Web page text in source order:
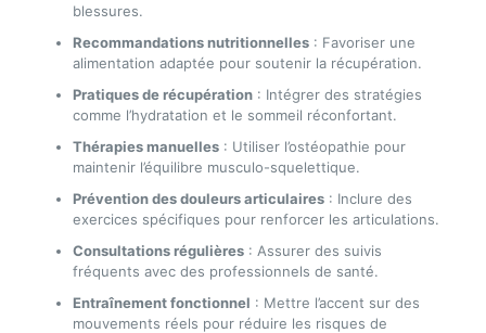
blessures.
Recommandations nutritionnelles: Favoriser une
alimentation adaptée pour soutenir la récupération.
Pratiques de récupération: Intégrer des stratégies
comme l’hydratation et le sommeil réconfortant.
Thérapies manuelles: Utiliser l’ostéopathie pour
maintenir l’équilibre musculo-squelettique.
Prévention des douleurs articulaires: Inclure des
exercices spécifiques pour renforcer les articulations.
Consultations régulières: Assurer des suivis
fréquents avec des professionnels de santé.
Entraînement fonctionnel : Mettre l’accent sur des
mouvements réels pour réduire les risques de